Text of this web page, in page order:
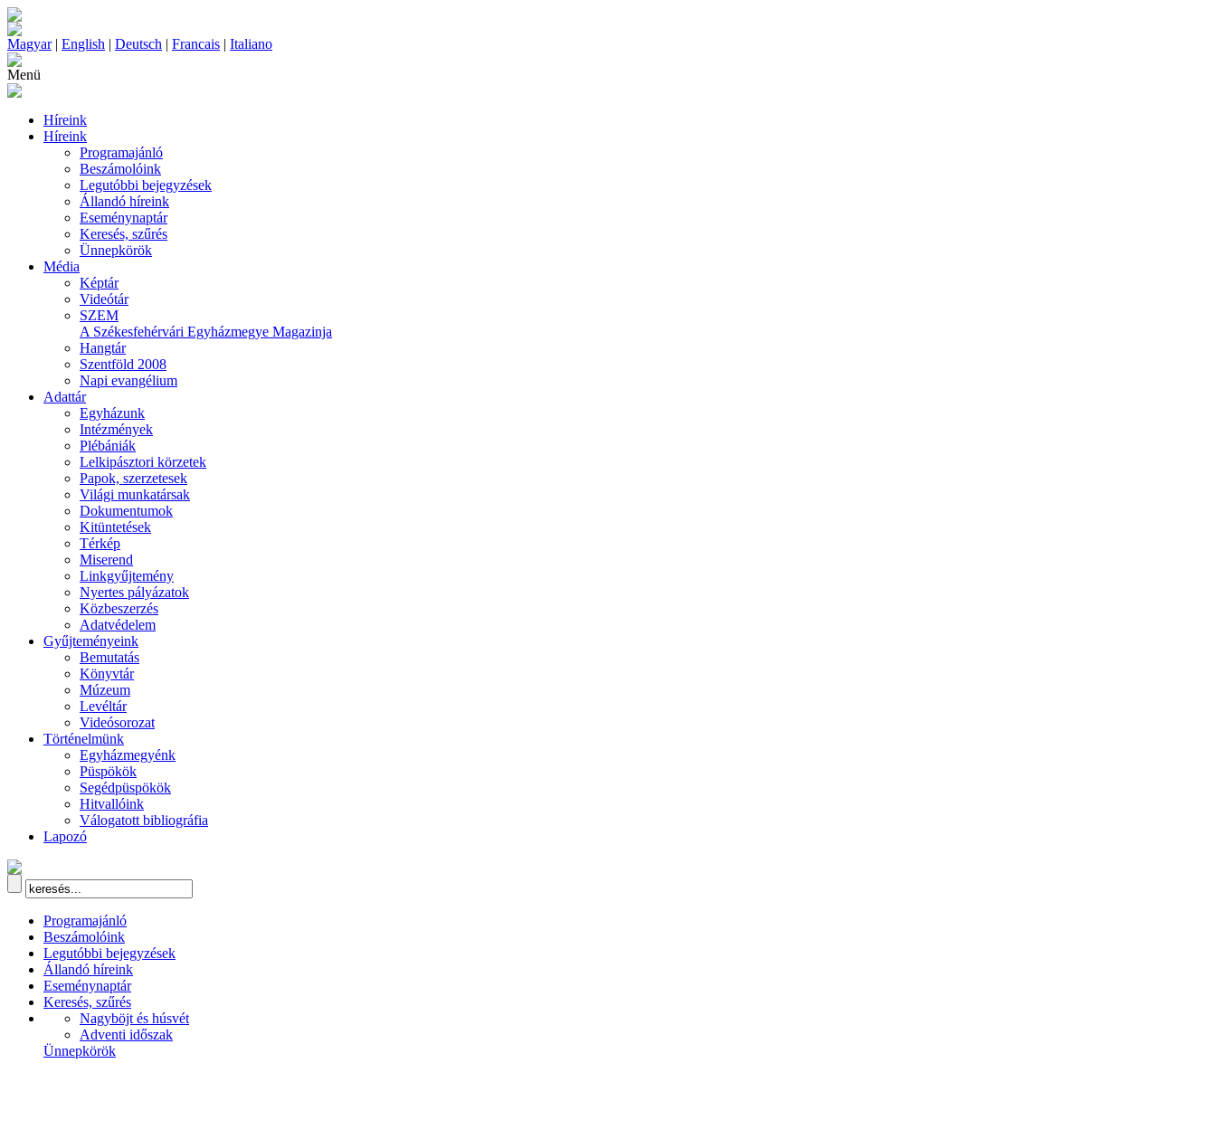
Magyar| English | Deutsch | Francais | Italiano
Menü
Híreink
Híreink
Programajánló
Beszámolóink
Legutóbbi bejegyzések
Állandó híreink
Eseménynaptár
Keresés, szűrés
Ünnepkörök
Média
Képtár
Videótár
SZEM
A Székesfehérvári Egyházmegye Magazinja
Hangtár
Szentföld 2008
Napi evangélium
Adattár
Egyházunk
Intézmények
Plébániák
Lelkipásztori körzetek
Papok, szerzetesek
Világi munkatársak
Dokumentumok
Kitüntetések
Térkép
Miserend
Linkgyűjtemény
Nyertes pályázatok
Közbeszerzés
Adatvédelem
Gyűjteményeink
Bemutatás
Könyvtár
Múzeum
Levéltár
Videósorozat
Történelmünk
Egyházmegyénk
Püspökök
Segédpüspökök
Hitvallóink
Válogatott bibliográfia
Lapozó
Programajánló
Beszámolóink
Legutóbbi bejegyzések
Állandó híreink
Eseménynaptár
Keresés, szűrés
Nagyböjt és húsvét
Adventi időszak
Ünnepkörök